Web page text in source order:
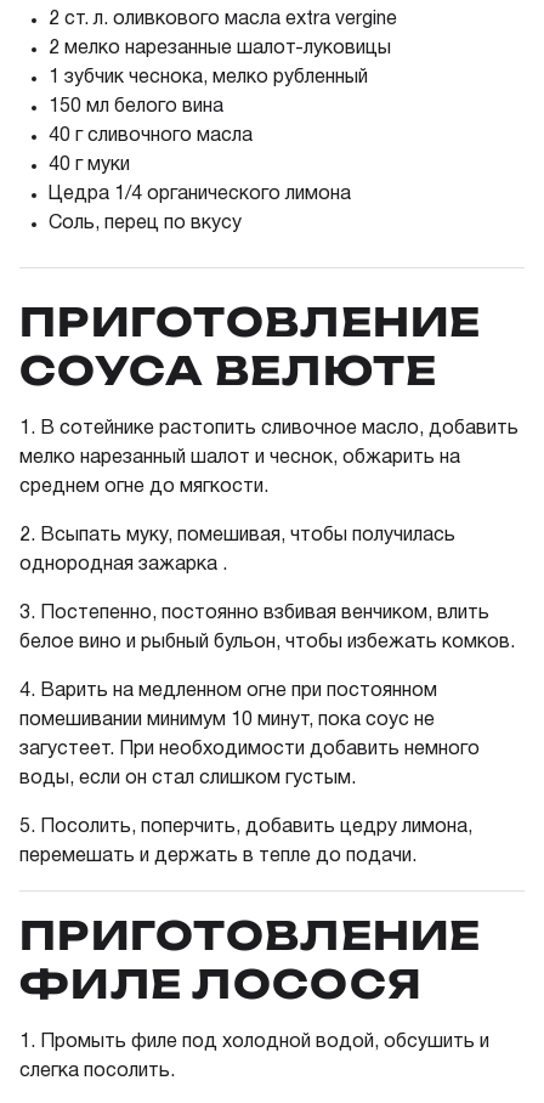
2 ст. л. оливкового масла extra vergine
2 мелко нарезанные шалот-луковицы
1 зубчик чеснока, мелко рубленный
150 мл белого вина
40 г сливочного масла
40 г муки
Цедра 1/4 органического лимона
Соль, перец по вкусу
ПРИГОТОВЛЕНИЕ
СОУСА ВЕЛЮТЕ
1. В сотейнике растопить сливочное масло, добавить
мелко нарезанный шалот и чеснок, обжарить на
среднем огне до мягкости.
2. Всыпать муку, помешивая, чтобы получилась
однородная зажарка .
3. Постепенно, постоянно взбивая венчиком, влить
белое вино и рыбный бульон, чтобы избежать комков.
4. Варить на медленном огне при постоянном
помешивании минимум 10 минут, пока соус не
загустеет. При необходимости добавить немного
воды, если он стал слишком густым.
5. Посолить, поперчить, добавить цедру лимона,
перемешать и держать в тепле до подачи.
ПРИГОТОВЛЕНИЕ
ФИЛЕ ЛОСОСЯ
1. Промыть филе под холодной водой, обсушить и
слегка посолить.